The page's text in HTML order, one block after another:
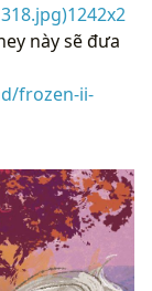
này sẽ đưa
frozen-ii-